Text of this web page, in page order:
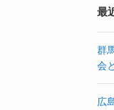
最
群
会
広